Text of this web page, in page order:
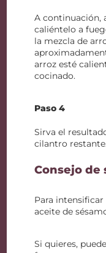
A continuación,
caliéntelo a
la mezcla de
arroz esté
cocinado.
Paso 4
Sirva el
cilantro restante.
Consejo de
Para
aceite de
Si quieres,